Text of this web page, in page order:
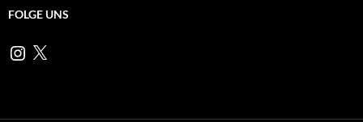
FOLGE UNS
Instagram
X